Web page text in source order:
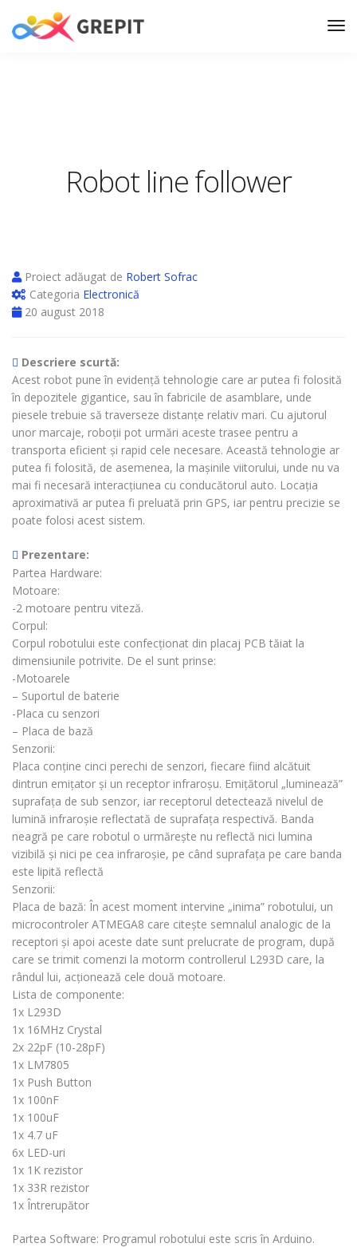
Robot line follower
Proiect adăugat de Robert Sofrac
Categoria Electronică
20 august 2018
Descriere scurtă:
Acest robot pune în evidență tehnologie care ar putea fi folosită
în depozitele gigantice, sau în fabricile de asamblare, unde
piesele trebuie să traverseze distanțe relativ mari. Cu ajutorul
unor marcaje, roboții pot urmări aceste trasee pentru a
transporta eficient și rapid cele necesare. Această tehnologie ar
putea fi folosită, de asemenea, la mașinile viitorului, unde nu va
mai fi necesară interacțiunea cu conducătorul auto. Locația
aproximativă ar putea fi preluată prin GPS, iar pentru precizie se
poate folosi acest sistem.
Prezentare:
Partea Hardware:
Motoare:
-2 motoare pentru viteză.
Corpul:
Corpul robotului este confecționat din placaj PCB tăiat la
dimensiunile potrivite. De el sunt prinse:
-Motoarele
– Suportul de baterie
-Placa cu senzori
– Placa de bază
Senzorii:
Placa conține cinci perechi de senzori, fiecare fiind alcătuit
dintrun emițator și un receptor infraroșu. Emițătorul „luminează”
suprafața de sub senzor, iar receptorul detectează nivelul de
lumină infraroșie reflectată de suprafața respectivă. Banda
neagră pe care robotul o urmărește nu reflectă nici lumina
vizibilă și nici pe cea infraroșie, pe când suprafața pe care banda
este lipită reflectă
Senzorii:
Placa de bază: În acest moment intervine „inima” robotului, un
microcontroler ATMEGA8 care citește semnalul analogic de la
receptori și apoi aceste date sunt prelucrate de program, după
care se trimit comenzi la motorm controllerul L293D care, la
rândul lui, acționează cele două motoare.
Lista de componente:
1x L293D
1x 16MHz Crystal
2x 22pF (10-28pF)
1x LM7805
1x Push Button
1x 100nF
1x 100uF
1x 4.7 uF
6x LED-uri
1x 1K rezistor
1x 33R rezistor
1x Întrerupător
Partea Software: Programul robotului este scris în Arduino.